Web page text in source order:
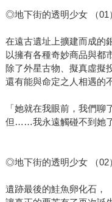
◎地下街的透明少女 （01
在遠古遺址上擴建而成的
以擁有各種奇妙商品與都
除了外星古物、擬真虛擬
還有能與命定之人相遇
「她就在我眼前，我們聊
但……我永遠觸碰不到她了
◎地下街的透明少女 （02
遺跡最後的鮭魚卵化石，